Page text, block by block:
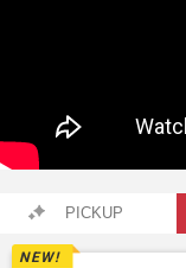
PICKUP